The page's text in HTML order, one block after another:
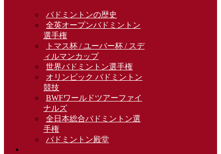
バドミントンの歴史
全英オープンバドミントン
選手権
トマス杯 / ユーバー杯 / スデ
ィルマンカップ
世界バドミントン選手権
オリンピック バドミントン
競技
BWFワールドツアーファイ
ナルズ
全日本総合バドミントン選
手権
バドミントン殿堂